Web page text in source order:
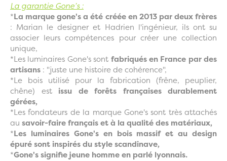
La garantie Gone’s :
*La marque gone's a été créée en 2013 par deux frères
: Marian le designer et Hadrien l'ingénieur, ils ont su
associer leurs compétences pour créer une collection
unique,
*Les luminaires Gone's sont fabriqués en France par des
artisans : "juste une histoire de cohérence",
*Le bois utilisé pour la fabrication (frêne, peuplier,
chêne) est issu de forêts françaises durablement
gérées,
*Les fondateurs de la marque Gone's sont très attachés
au savoir-faire français et à la qualité des matériaux,
*Les luminaires Gone's en bois massif et au design
épuré sont inspirés du style scandinave,
*Gone's signifie jeune homme en parlé lyonnais.